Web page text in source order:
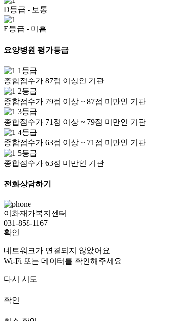
D등급 - 보통
E등급 - 미흡
요양병원 평가등급
1등급
종합점수가 87점 이상인 기관
2등급
종합점수가 79점 이상 ~ 87점 미만인 기관
3등급
종합점수가 71점 이상 ~ 79점 미만인 기관
4등급
종합점수가 63점 이상 ~ 71점 미만인 기관
5등급
종합점수가 63점 미만인 기관
전화상담하기
이화재가복지센터
031-858-1167
확인
네트워크가 연결되지 않았어요
Wi-Fi 또는 데이터를 확인해주세요
다시 시도
확인